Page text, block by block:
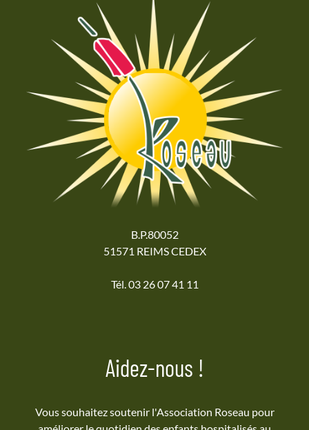
B.P.80052
51571 REIMS CEDEX
Tél. 03 26 07 41 11
Aidez-nous !
Vous souhaitez soutenir l'Association Roseau pour